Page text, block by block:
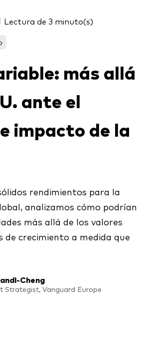
de inversión
a índices
y de los
para Asesores
Alpha® de Vanguard
Lectura de 3 minuto(s)
más allá
ante el
impacto de la
rendimientos para la
analizamos cómo podrían
más allá de los valores
de crecimiento a medida que
Cheng
Strategist, Vanguard Europe